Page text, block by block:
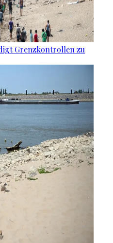
Grenzkontrollen zu